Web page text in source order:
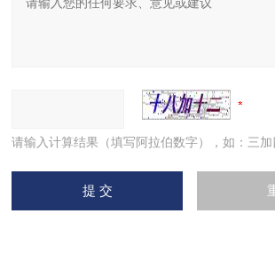
请输入计算结果（填写阿拉伯数字），如：三加